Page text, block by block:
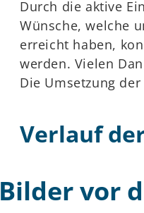
Durch die aktive
Wünsche, welche
erreicht haben,
werden. Vielen
Die Umsetzung
Verlauf
Bilder vor